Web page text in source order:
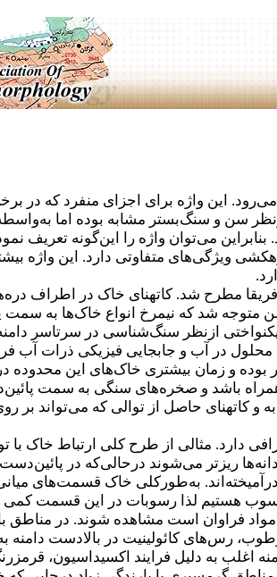
می‌رود. این واژه برای اجزای منفرد که در
سن و سنگ‌بستر مشابه بوده اما
می‌توان واژه را این‌گونه تعریف
ویژگی‌های متفاوتی دارد. این واژه
مطرح شد. کاته­نای خاک در اطراف
متوجه شد که نیمرخ انواع خاک‌ها به
ازنظر سنگ‌شناسی در سرتاسر
در آب و جابجایی فیزیکی ذرات آب
و زمان بیشتری خاک‌های این محدوده
باشد و صخره‌های سنگی به سمت
و کاته­نای حاصل از توالی که می‌تواند بر
ریزتر می‌شوند درحالی‌که در
درآمیخته‌اند. به‌طورکلی خاک قسمت‌های
رسوب هستیم لذا رسوبات در این قسمت
فراوان است مشاهده شوند. در مناطق
رس‌های کائولینیت در بالادست دامنه
به دلیل فرایند اکسیداسیون،